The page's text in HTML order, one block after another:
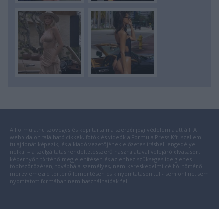
A Formula.hu szöveges és képi tartalma szerzői jogi védelem alatt áll. A
weboldalon található cikkek, fotók és videók a Formula Press Kft. szellemi
tulajdonát képezik, és a kiadó vezetőjének előzetes írásbeli engedélye
nélkül – a szolgáltatás rendeltetésszerű használatával velejáró olvasáson,
képernyőn történő megjelenítésen és az ehhez szükséges ideiglenes
többszörözésen, továbbá a személyes, nem-kereskedelmi célból történő
merevlemezre történő lementésen és kinyomtatáson túl - sem online, sem
nyomtatott formában nem használhatóak fel.